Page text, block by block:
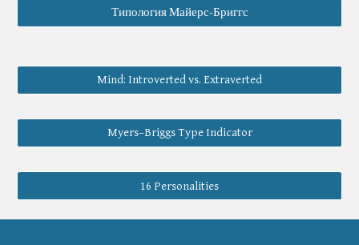
Типология Майерс-Бриггс
Mind: Introverted vs. Extraverted
Myers–Briggs Type Indicator
16 Personalities